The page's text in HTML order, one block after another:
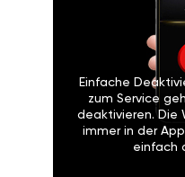
Einfache
zum Service
deaktivieren. Die
immer in der
einfach